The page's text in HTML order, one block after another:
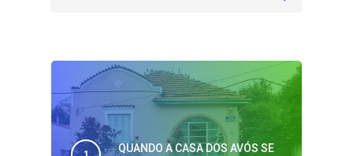
QUANDO A CASA DOS AVÓS SE